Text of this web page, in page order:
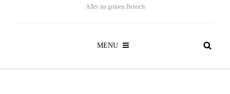
Alles im grünen Bereich
MENU